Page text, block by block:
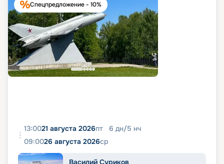
Спецпредложение - 10%
13:0021 августа 2026пт 6 дн/5 нч
09:0026 августа 2026ср